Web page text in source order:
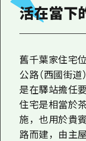
常見
廣島
活在當下
舊千葉家住宅
公路（西國街道
是在驛站擔任
住宅是相當於
施，也用於貴
路而建，由主